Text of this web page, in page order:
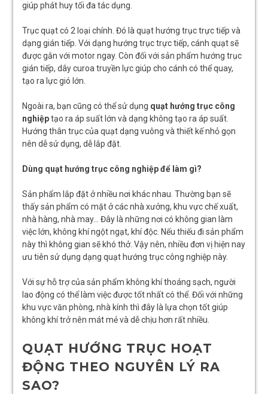
giúp phát huy tối đa tác dụng.
Trục quạt có 2 loại chính. Đó là quạt hướng trục trực tiếp và
dạng gián tiếp. Với dạng hướng trục trực tiếp, cánh quạt sẽ
được gắn với motor ngay. Còn đối với sản phẩm hướng trục
gián tiếp, dây curoa truyền lực giúp cho cánh có thể quay,
tạo ra lực gió lớn.
Ngoài ra, bạn cũng có thể sử dụng quạt hướng trục công
nghiệptạo ra áp suất lớn và dạng không tạo ra áp suất.
Hướng thân trục của quạt dạng vuông và thiết kế nhỏ gọn
nên dễ sử dụng, dễ lắp đặt.
Dùng quạt hướng trục công nghiệp để làm gì?
Sản phẩm lắp đặt ở nhiều nơi khác nhau. Thường bạn sẽ
thấy sản phẩm có mặt ở các nhà xưởng, khu vực chế xuất,
nhà hàng, nhà may… Đây là những nơi có không gian làm
việc lớn, không khí ngột ngạt, khí độc. Nếu thiếu đi sản phẩm
này thì không gian sẽ khó thở. Vậy nên, nhiều đơn vị hiện nay
ưu tiên sử dụng dạng quạt hướng trục công nghiệp này.
Với sự hỗ trợ của sản phẩm không khí thoáng sạch, người
lao động có thể làm việc được tốt nhất có thể. Đối với những
khu vực văn phòng, nhà kính thì đây là lựa chọn tốt giúp
không khí trở nên mát mẻ và dễ chịu hơn rất nhiều.
QUẠT HƯỚNG TRỤC HOẠT
ĐỘNG THEO NGUYÊN LÝ RA
SAO?